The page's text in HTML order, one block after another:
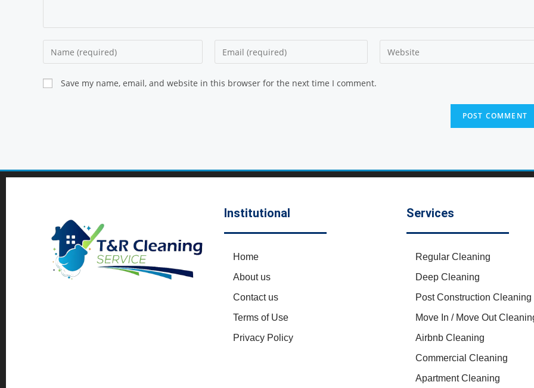
Save my name, email, and website in this browser for the next time I comment.
Institutional
Home
About us
Contact us
Terms of Use
Privacy Policy
Services
Regular Cleaning
Deep Cleaning
Post Construction Cleaning
Move In / Move Out
Airbnb Cleaning
Commercial Cleaning
Apartment Cleaning